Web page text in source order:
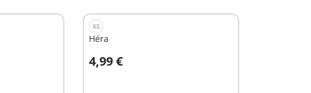
XS
Héra
4,99 €
Au panier